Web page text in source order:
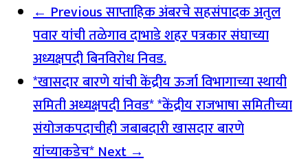
← Previousसाप्ताहिक अंबरचे सहसंपादक अतुल
पवार यांची तळेगाव दाभाडे शहर पत्रकार संघाच्या
अध्यक्षपदी बिनविरोध निवड.
*खासदार बारणे यांची केंद्रीय ऊर्जा विभागाच्या स्थायी
समिती अध्यक्षपदी निवड* *केंद्रीय राजभाषा समितीच्या
संयोजकपदाचीही जबाबदारी खासदार बारणे
यांच्याकडेच*Next →